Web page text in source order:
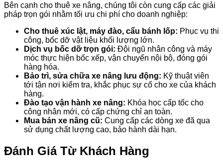
Bên cạnh cho thuê xe nâng, chúng tôi còn cung cấp các giải
pháp trọn gói nhằm tối ưu chi phí cho doanh nghiệp:
Cho thuê xúc lật, máy đào, cẩu bánh lốp: Phục vụ thi
công, bốc dỡ vật liệu khối lượng lớn.
Dịch vụ bốc dỡ trọn gói: Đội ngũ nhân công và máy
móc thực hiện bốc xếp, vận chuyển nội bộ, đóng gói
hàng hóa.
Bảo trì, sửa chữa xe nâng lưu động: Kỹ thuật viên
tới tận nơi kiểm tra, khắc phục sự cố cho xe của khách
hàng.
Đào tạo vận hành xe nâng: Khóa học cấp tốc cho
công nhân mới, có cấp chứng chỉ an toàn.
Mua bán xe nâng cũ: Cung cấp các dòng xe đã qua
sử dụng chất lượng cao, bảo hành dài hạn.
Đánh Giá Từ Khách Hàng